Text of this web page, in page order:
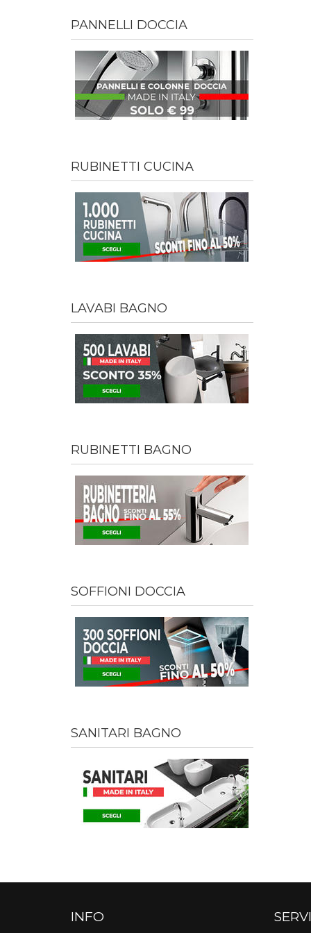
PANNELLI DOCCIA
RUBINETTI CUCINA
LAVABI BAGNO
RUBINETTI BAGNO
SOFFIONI DOCCIA
SANITARI BAGNO
INFO